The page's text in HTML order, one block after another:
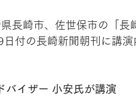
長崎市、佐世保市の「長
付の長崎新聞朝刊に講演
バイザー 小安氏が講演